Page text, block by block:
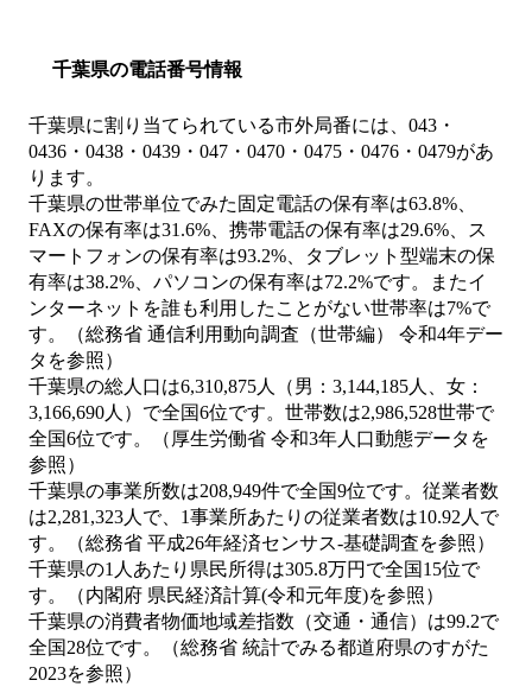
千葉県の電話番号情報
千葉県に割り当てられている市外局番には、043・
0436・0438・0439・047・0470・0475・0476・0479があ
ります。
千葉県の世帯単位でみた固定電話の保有率は63.8%、
FAXの保有率は31.6%、携帯電話の保有率は29.6%、ス
マートフォンの保有率は93.2%、タブレット型端末の保
有率は38.2%、パソコンの保有率は72.2%です。またイ
ンターネットを誰も利用したことがない世帯率は7%で
す。（総務省 通信利用動向調査（世帯編） 令和4年デー
タを参照）
千葉県の総人口は6,310,875人（男：3,144,185人、女：
3,166,690人）で全国6位です。世帯数は2,986,528世帯で
全国6位です。（厚生労働省 令和3年人口動態データを
参照）
千葉県の事業所数は208,949件で全国9位です。従業者数
は2,281,323人で、1事業所あたりの従業者数は10.92人で
す。（総務省 平成26年経済センサス‐基礎調査を参照）
千葉県の1人あたり県民所得は305.8万円で全国15位で
す。（内閣府 県民経済計算(令和元年度)を参照）
千葉県の消費者物価地域差指数（交通・通信）は99.2で
全国28位です。（総務省 統計でみる都道府県のすがた
2023を参照）